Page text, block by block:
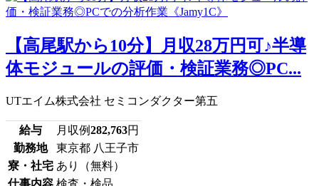
【高尾駅から10分】月収28万円可♪半導
体モジュールの評価・検証業務◎PC...
UTエイム株式会社 セミコンダクター第五
給与 月収例282,763円
勤務地
東京都 八王子市
寮・社宅 あり（無料）
仕事内容 検査・検品